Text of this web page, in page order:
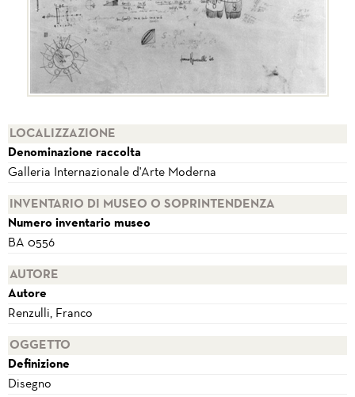
LOCALIZZAZIONE
Denominazione raccolta
Galleria Internazionale d'Arte Moderna
INVENTARIO DI MUSEO O SOPRINTENDENZA
Numero inventario museo
BA 0556
AUTORE
Autore
Renzulli, Franco
OGGETTO
Definizione
Disegno